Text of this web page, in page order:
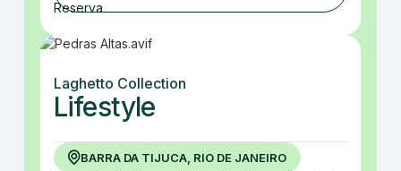
Laghetto Collection
Lifestyle
BARRA DA TIJUCA, RIO DE JANEIRO